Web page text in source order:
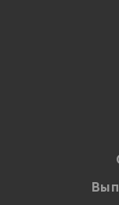
персональных
Введите